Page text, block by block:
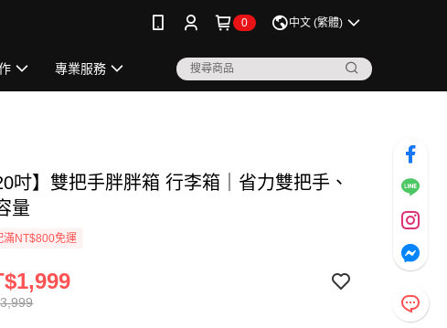
0 中文 (繁體)
專業服務
吋】雙把手胖胖箱 行李箱｜省力雙把手、
量
滿NT$800免運